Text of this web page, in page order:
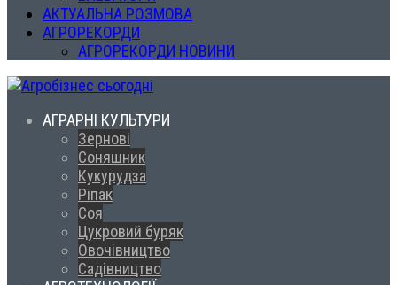
АКТУАЛЬНА РОЗМОВА
АГРОРЕКОРДИ
АГРОРЕКОРДИ НОВИНИ
АГРАРНІ КУЛЬТУРИ
Зернові
Соняшник
Кукурудза
Ріпак
Соя
Цукровий буряк
Овочівництво
Садівництво